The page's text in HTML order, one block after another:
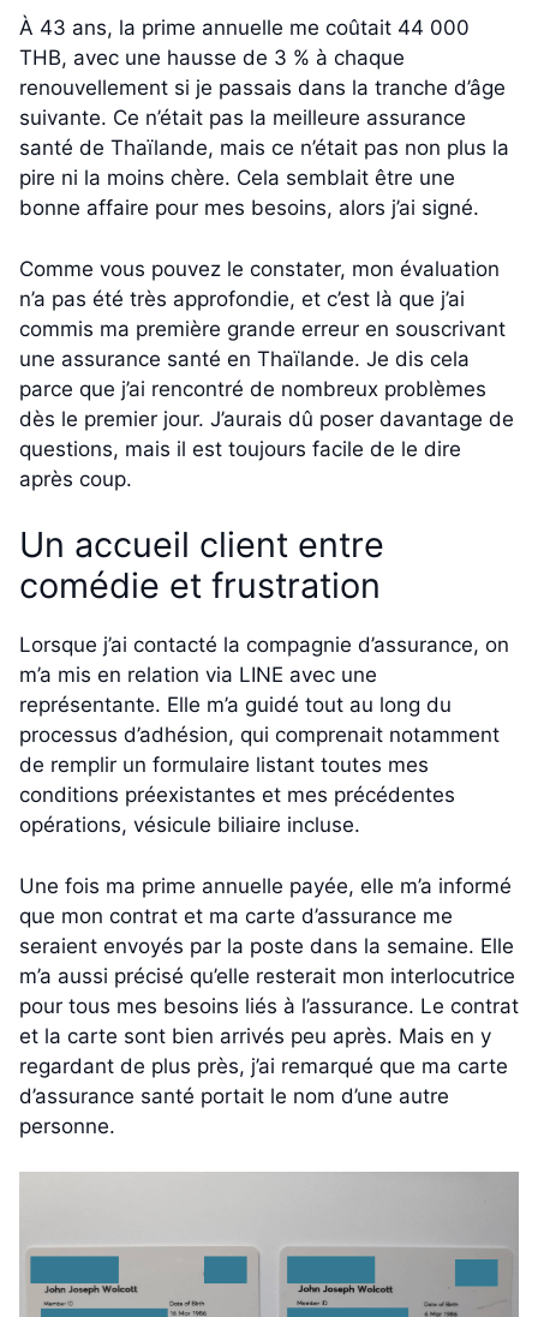
À 43 ans, la prime annuelle me coûtait 44 000
THB, avec une hausse de 3 % à chaque
renouvellement si je passais dans la tranche d’âge
suivante. Ce n’était pas la meilleure assurance
santé de Thaïlande, mais ce n’était pas non plus la
pire ni la moins chère. Cela semblait être une
bonne affaire pour mes besoins, alors j’ai signé.
Comme vous pouvez le constater, mon évaluation
n’a pas été très approfondie, et c’est là que j’ai
commis ma première grande erreur en souscrivant
une assurance santé en Thaïlande. Je dis cela
parce que j’ai rencontré de nombreux problèmes
dès le premier jour. J’aurais dû poser davantage de
questions, mais il est toujours facile de le dire
après coup.
Un accueil client entre
comédie et frustration
Lorsque j’ai contacté la compagnie d’assurance, on
m’a mis en relation via LINE avec une
représentante. Elle m’a guidé tout au long du
processus d’adhésion, qui comprenait notamment
de remplir un formulaire listant toutes mes
conditions préexistantes et mes précédentes
opérations, vésicule biliaire incluse.
Une fois ma prime annuelle payée, elle m’a informé
que mon contrat et ma carte d’assurance me
seraient envoyés par la poste dans la semaine. Elle
m’a aussi précisé qu’elle resterait mon interlocutrice
pour tous mes besoins liés à l’assurance. Le contrat
et la carte sont bien arrivés peu après. Mais en y
regardant de plus près, j’ai remarqué que ma carte
d’assurance santé portait le nom d’une autre
personne.